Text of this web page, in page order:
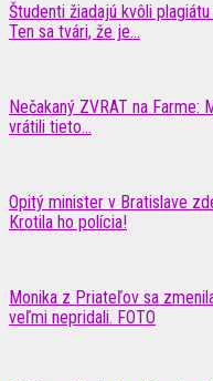
Študenti žiadajú kvôli
Ten sa tvári, že je...
Nečakaný ZVRAT na
vrátili tieto...
Opitý minister v Bratislave
Krotila ho polícia!
Monika z Priateľov sa
veľmi nepridali. FOTO